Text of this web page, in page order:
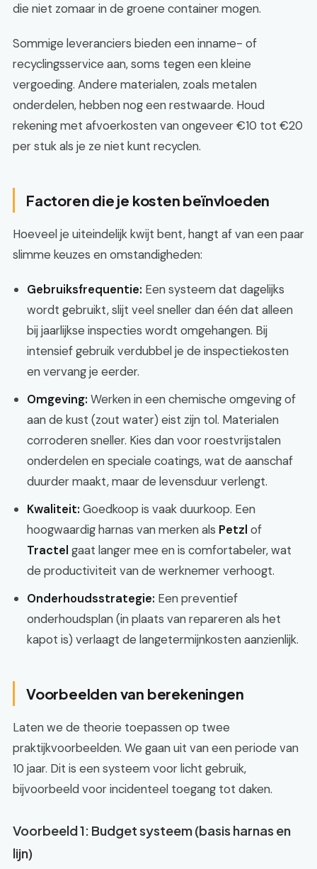
die niet zomaar in de groene container mogen.
Sommige leveranciers bieden een inname- of
recyclingsservice aan, soms tegen een kleine
vergoeding. Andere materialen, zoals metalen
onderdelen, hebben nog een restwaarde. Houd
rekening met afvoerkosten van ongeveer €10 tot €20
per stuk als je ze niet kunt recyclen.
Factoren die je kosten beïnvloeden
Hoeveel je uiteindelijk kwijt bent, hangt af van een paar
slimme keuzes en omstandigheden:
Gebruiksfrequentie: Een systeem dat dagelijks
wordt gebruikt, slijt veel sneller dan één dat alleen
bij jaarlijkse inspecties wordt omgehangen. Bij
intensief gebruik verdubbel je de inspectiekosten
en vervang je eerder.
Omgeving: Werken in een chemische omgeving of
aan de kust (zout water) eist zijn tol. Materialen
corroderen sneller. Kies dan voor roestvrijstalen
onderdelen en speciale coatings, wat de aanschaf
duurder maakt, maar de levensduur verlengt.
Kwaliteit: Goedkoop is vaak duurkoop. Een
hoogwaardig harnas van merken als Petzl of
Tractel gaat langer mee en is comfortabeler, wat
de productiviteit van de werknemer verhoogt.
Onderhoudsstrategie: Een preventief
onderhoudsplan (in plaats van repareren als het
kapot is) verlaagt de langetermijnkosten aanzienlijk.
Voorbeelden van berekeningen
Laten we de theorie toepassen op twee
praktijkvoorbeelden. We gaan uit van een periode van
10 jaar. Dit is een systeem voor licht gebruik,
bijvoorbeeld voor incidenteel toegang tot daken.
Voorbeeld 1: Budget systeem (basis harnas en
lijn)